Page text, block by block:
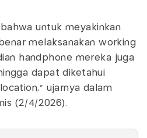
untuk meyakinkan
melaksanakan working
handphone mereka juga
dapat diketahui
ujarnya dalam
(2/4/2026).